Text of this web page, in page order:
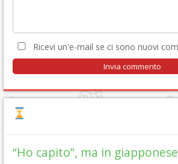
Ricevi un'e-mail se ci sono nuovi
“Ho capito”, ma in